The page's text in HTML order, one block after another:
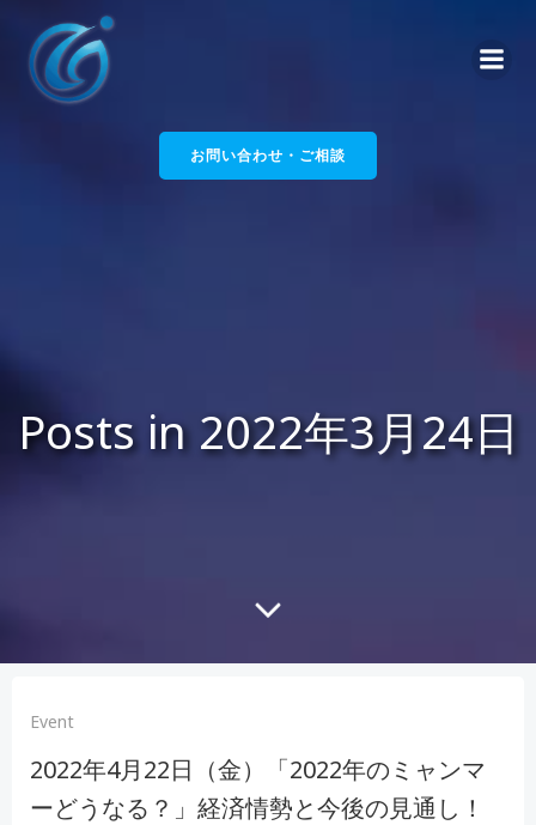
ツ
へ
ス
お問い合わせ・ご相談
Posts in 2022年3月24日
Event
2022年4月22日（金）「2022年のミャンマ
ーどうなる？」経済情勢と今後の見通し！